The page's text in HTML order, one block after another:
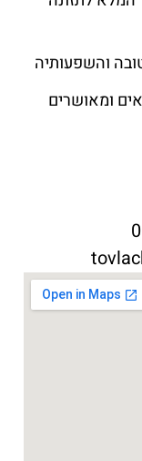
והשפעותיה
ומאושרים